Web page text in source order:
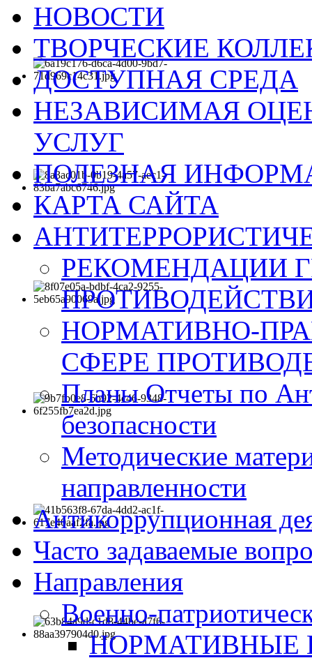
НОВОСТИ
ТВОРЧЕСКИЕ
ДОСТУПНАЯ СРЕДА
НЕЗАВИСИМАЯ
УСЛУГ
ПОЛЕЗНАЯ
КАРТА САЙТА
РЕКОМЕНДАЦИИ
НОРМАТИВНО-
СФЕРЕ
Планы Отчеты по
безопасности
Методические
направленности
Антикоррупционная
Часто задаваемые
Направления
Военно-
НОРМАТИВНЫЕ